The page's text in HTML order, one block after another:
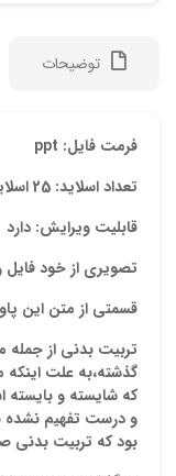
توضیحات
فرمت فایل: ppt
تعداد اسلاید: 25 اسلاید
قابلیت ویرایش: دارد
تصویری از خود فایل
قسمتی از متن این
تربیت بدنی از
گذشته،به علت اینکه
که شایسته و بایسته
و درست تفهیم نشده
بود که تربیت